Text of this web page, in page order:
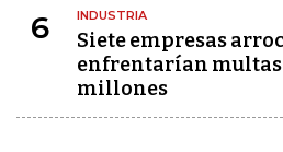
6 INDUSTRIA
Siete empresas
enfrentarían multas
millones